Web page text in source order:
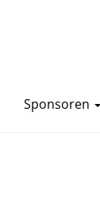
Sponsoren